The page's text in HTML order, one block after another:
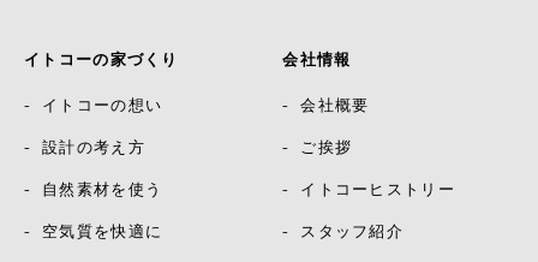
イトコーの家づくり
イトコーの想い
設計の考え方
自然素材を使う
空気質を快適に
会社情報
会社概要
ご挨拶
イトコーヒストリー
スタッフ紹介